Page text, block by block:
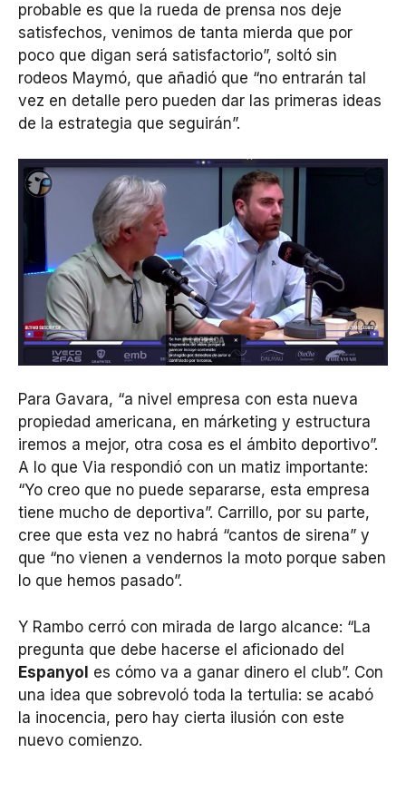
probable es que la rueda de prensa nos deje
satisfechos, venimos de tanta mierda que por
poco que digan será satisfactorio”, soltó sin
rodeos Maymó, que añadió que “no entrarán tal
vez en detalle pero pueden dar las primeras ideas
de la estrategia que seguirán”.
Para Gavara, “a nivel empresa con esta nueva
propiedad americana, en márketing y estructura
iremos a mejor, otra cosa es el ámbito deportivo”.
A lo que Via respondió con un matiz importante:
“Yo creo que no puede separarse, esta empresa
tiene mucho de deportiva”. Carrillo, por su parte,
cree que esta vez no habrá “cantos de sirena” y
que “no vienen a vendernos la moto porque saben
lo que hemos pasado”.
Y Rambo cerró con mirada de largo alcance: “La
pregunta que debe hacerse el aficionado del
Espanyol es cómo va a ganar dinero el club”. Con
una idea que sobrevoló toda la tertulia: se acabó
la inocencia, pero hay cierta ilusión con este
nuevo comienzo.